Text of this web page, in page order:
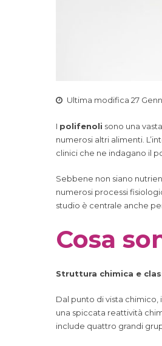
Ultima modifica 27
I polifenoli sono una
numerosi altri alimenti.
clinici che ne indagano il
Sebbene non siano
numerosi processi
studio è centrale anche
Cosa
Struttura chimica e
Dal punto di vista
una spiccata reattività
include quattro grandi